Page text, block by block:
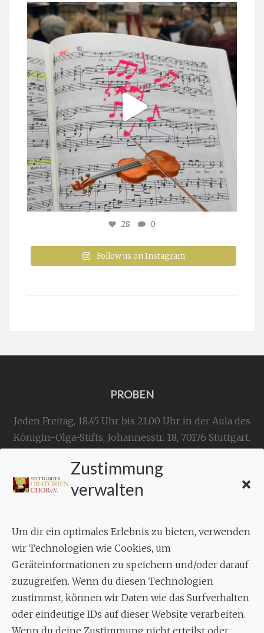
Zustimmung
verwalten
Um dir ein optimales Erlebnis zu bieten, verwenden
wir Technologien wie Cookies, um
Geräteinformationen zu speichern und/oder darauf
zuzugreifen. Wenn du diesen Technologien
zustimmst, können wir Daten wie das Surfverhalten
oder eindeutige IDs auf dieser Website verarbeiten.
Wenn du deine Zustimmung nicht erteilst oder
stuttgarter_oratorienchor
Juli 23
28 0
Follow us on Instagram
PROBEN
Jeden Freitag, 18.45 Uhr bis 21.00 Uhr in der Aula des
Königin-Olga-Stifts, Johannesstr. 18, 70176 Stuttgart.
KONTAKT
Geschäftsstelle:
Aixheimer Str. 18
70619 Stuttgart
MUSIK
Musikalischer Leiter:
Enrico Trummer